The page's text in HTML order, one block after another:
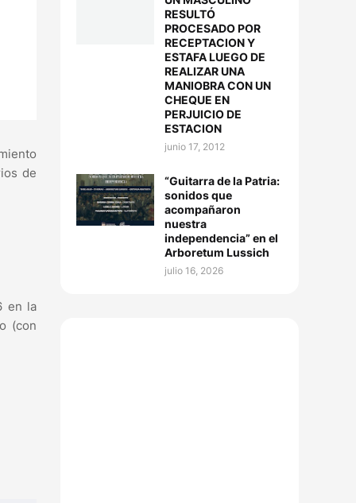
de
en la
(con
RESULTÓ
PROCESADO POR
RECEPTACION Y
ESTAFA LUEGO DE
REALIZAR UNA
MANIOBRA CON UN
CHEQUE EN
PERJUICIO DE
ESTACION
junio 17, 2012
“Guitarra de la Patria:
sonidos que
acompañaron
nuestra
independencia” en el
Arboretum Lussich
julio 16, 2026